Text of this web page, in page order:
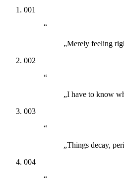
001
“
„Merely feeling
002
“
„I have to know
003
“
„Things decay,
004
“